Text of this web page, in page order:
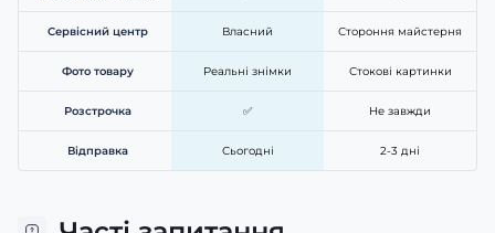
Сервісний центр Власний Стороння майстерня
Фото товару Реальні знімки Стокові картинки
Розстрочка ✅ Не завжди
Відправка Сьогодні 2-3 дні